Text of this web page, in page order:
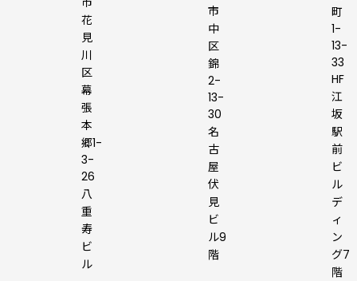
花
見
川
区
幕
張
本
郷1-
3-
26
八
重
寿
ビ
ル
市
中
区
錦
2-
13-
30
名
古
屋
伏
見
ビ
ル9
階
町
1-
13-
33
HF
江
坂
駅
前
ビ
ル
デ
ィ
ン
グ7
階